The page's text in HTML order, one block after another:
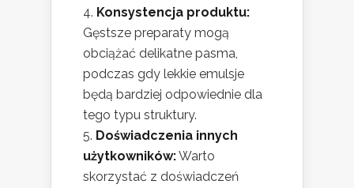
Konsystencja produktu:
Gęstsze preparaty mogą
obciążać delikatne pasma,
podczas gdy lekkie emulsje
będą bardziej odpowiednie dla
tego typu struktury.
Doświadczenia innych
użytkowników:Warto
skorzystać z doświadczeń